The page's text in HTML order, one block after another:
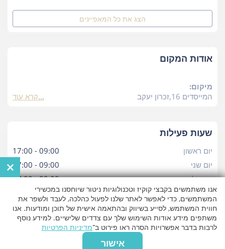
הצג את כל המאפיינים
אודות המקום
מיקום:
המייסדים 16,זכרון יעקב
קרא עוד
שעות פעילות
יום ראשון
09:00 - 17:00
יום שני
09:00 - 17:00
יום שלישי
09:00 - 17:00
יום רביעי
09:00 - 17:00
יום חמישי
09:00 - 17:00
יום שישי
09:00 - 16:00
×
אנו משתמשים בקבצי קוקיז וטכנולוגיות ניטור שיוחסנו במכשירי
המשתמשים, כדי לאפשר לאתר שלנו לפעול כהלכה, לעבד ולשפר את
חווית המשתמש, לסייע בשיווק ובהתאמה אישית של תוכן ומודעות. אנו
משתפים מידע אודות השימוש שלך עם צדדים שלישיים. למידע נוסף
לרבות בדבר אפשרויות הסרה ראו פירוט ב־מדיניות הפרטיות
אישור